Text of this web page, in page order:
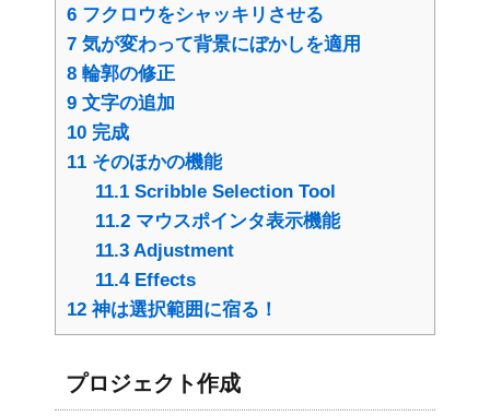
6 フクロウをシャッキリさせる
7 気が変わって背景にぼかしを適用
8 輪郭の修正
9 文字の追加
10 完成
11 そのほかの機能
11.1Scribble Selection Tool
11.2マウスポインタ表示機能
11.3Adjustment
11.4Effects
12 神は選択範囲に宿る！
プロジェクト作成